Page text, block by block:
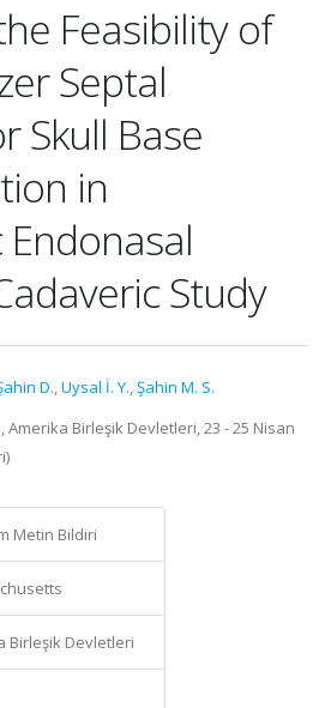
Feasibility of
Septal
Skull Base
in
Study
D.,Uysal İ. Y.,Şahin M. S.
Amerika Birleşik Devletleri, 23 - 25 Nisan
Metin Bildiri
Birleşik Devletleri